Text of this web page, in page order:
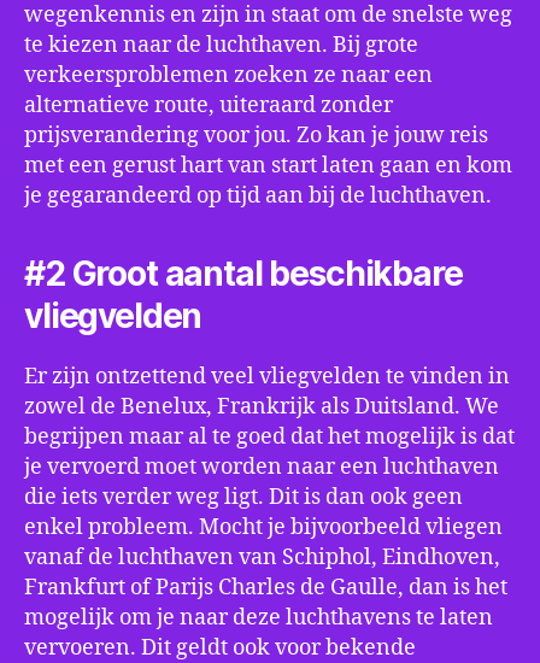
wegenkennis en zijn in staat om de snelste weg
te kiezen naar de luchthaven. Bij grote
verkeersproblemen zoeken ze naar een
alternatieve route, uiteraard zonder
prijsverandering voor jou. Zo kan je jouw reis
met een gerust hart van start laten gaan en kom
je gegarandeerd op tijd aan bij de luchthaven.
#2 Groot aantal beschikbare
vliegvelden
Er zijn ontzettend veel vliegvelden te vinden in
zowel de Benelux, Frankrijk als Duitsland. We
begrijpen maar al te goed dat het mogelijk is dat
je vervoerd moet worden naar een luchthaven
die iets verder weg ligt. Dit is dan ook geen
enkel probleem. Mocht je bijvoorbeeld vliegen
vanaf de luchthaven van Schiphol, Eindhoven,
Frankfurt of Parijs Charles de Gaulle, dan is het
mogelijk om je naar deze luchthavens te laten
vervoeren. Dit geldt ook voor bekende